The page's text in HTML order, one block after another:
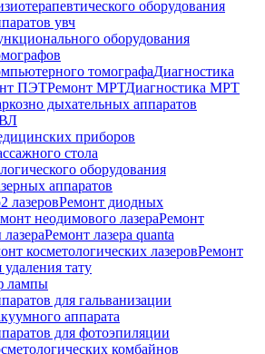
оборудования
увч
оборудования
томографаДиагностика
ПЭТРемонт МРТДиагностика МРТ
дыхательных аппаратов
приборов
стола
оборудования
аппаратов
лазеровРемонт диодных
неодимового лазераРемонт
Ремонт лазера quanta
косметологических лазеровРемонт
удаления тату
лампы
для гальванизации
аппарата
для фотоэпиляции
комбайнов